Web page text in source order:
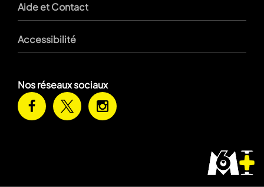
Aide et Contact
Accessibilité
Nos réseaux sociaux